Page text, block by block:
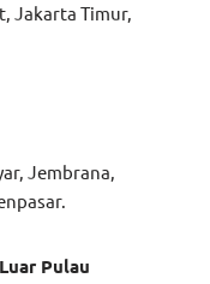
Jakarta Timur,
Jembrana,
Pulau